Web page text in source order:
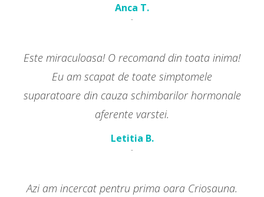
Anca T.
-
Este miraculoasa! O recomand din toata inima!
Eu am scapat de toate simptomele
suparatoare din cauza schimbarilor hormonale
aferente varstei.
Letitia B.
-
Azi am incercat pentru prima oara Criosauna.